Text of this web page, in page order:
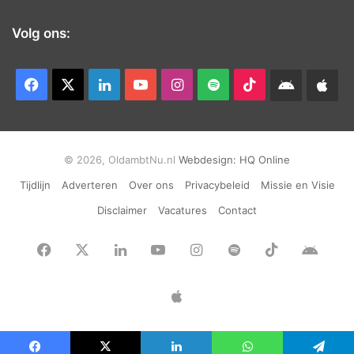
Volg ons:
Facebook LinkedInYouTubeInstagram
Spotify TikTokAndroid
© 2026, OldambtNu.nl Webdesign: HQ Online
Tijdlijn
Adverteren Over ons Privacybeleid
Missie en Visie
Disclaimer
Vacatures Contact
Facebook LinkedInYouTubeInstagram
Spotify TikTok
App